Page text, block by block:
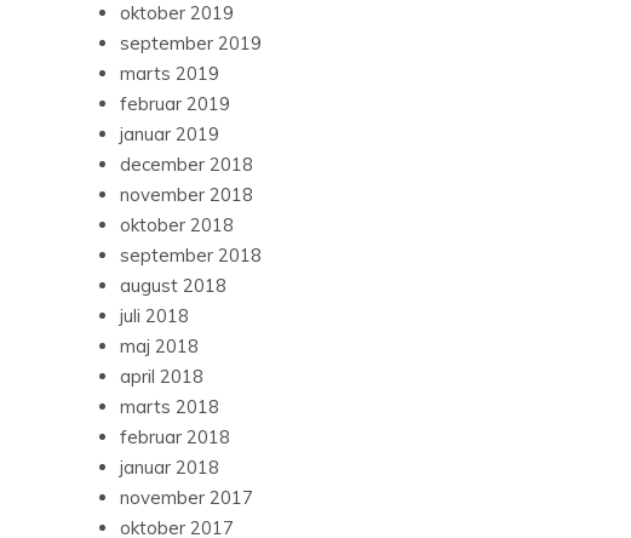
oktober 2019
september 2019
marts 2019
februar 2019
januar 2019
december 2018
november 2018
oktober 2018
september 2018
august 2018
juli 2018
maj 2018
april 2018
marts 2018
februar 2018
januar 2018
november 2017
oktober 2017